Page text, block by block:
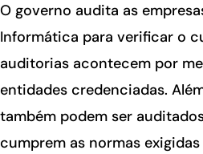
O governo audita as
Informática para verificar o
auditorias acontecem por
entidades credenciadas.
também podem ser
cumprem as normas exigidas